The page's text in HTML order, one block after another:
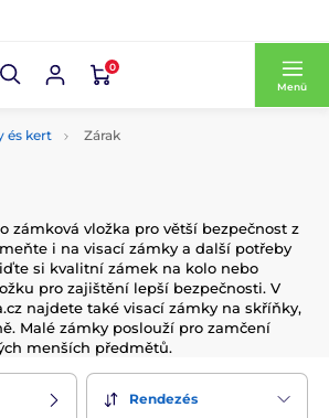
0
Menü
és kert Zárak
zámková vložka pro větší bezpečnost z
i na visací zámky a další potřeby
si kvalitní zámek na kolo nebo
pro zajištění lepší bezpečnosti. V
najdete také visací zámky na skříňky,
Malé zámky poslouží pro zamčení
menších předmětů.
Rendezés